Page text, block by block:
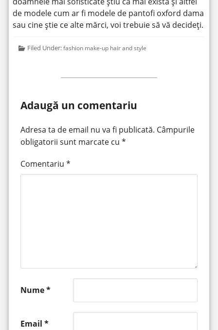
de modele cum ar fi modele de pantofi oxford dama
sau cine știe ce alte mărci, voi trebuie să vă decideți.
Filed Under:fashion make-up hair and style
Adaugă un comentariu
Adresa ta de email nu va fi publicată. Câmpurile
obligatorii sunt marcate cu *
Comentariu *
Nume*
Email *